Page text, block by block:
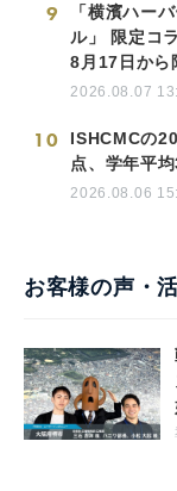
9
「横濱ハー
ル」 限定コ
8月17日から
2026.08.07
10
ISHCMCの
点、学年平
2026.08.06
お客様の声・